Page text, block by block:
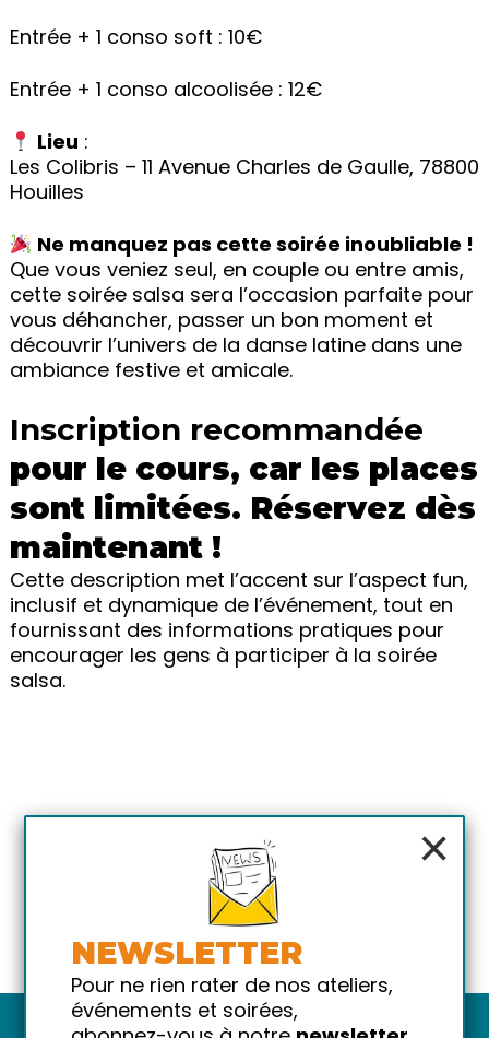
Entrée + 1 conso soft : 10€
Entrée + 1 conso alcoolisée : 12€
Lieu :
Les Colibris – 11 Avenue Charles de Gaulle, 78800
Houilles
Ne manquez pas cette soirée inoubliable !
Que vous veniez seul, en couple ou entre amis,
cette soirée salsa sera l’occasion parfaite pour
vous déhancher, passer un bon moment et
découvrir l’univers de la danse latine dans une
ambiance festive et amicale.
Inscription recommandée
pour le cours, car les places
sont limitées. Réservez dès
maintenant !
Cette description met l’accent sur l’aspect fun,
inclusif et dynamique de l’événement, tout en
fournissant des informations pratiques pour
encourager les gens à participer à la soirée
salsa.
×
NEWSLETTER
Pour ne rien rater de nos ateliers,
événements et soirées,